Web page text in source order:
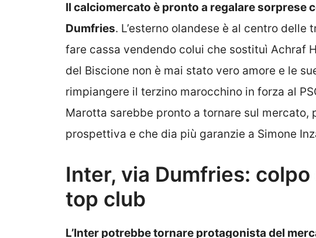
Il calciomercato è pronto a regalare sorprese
Dumfries. L’esterno olandese è al centro
fare cassa vendendo colui che sostituì Achraf
del Biscione non è mai stato vero amore e le
rimpiangere il terzino marocchino in forza al
Marotta sarebbe pronto a tornare sul mercato,
prospettiva e che dia più garanzie a Simone
Inter, via Dumfries:
top club
L’Inter potrebbe tornare protagonista del